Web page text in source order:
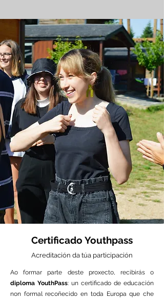
Certificado Youthpass
Acreditación da túa participación
Ao formar parte deste proxecto, recibirás o
diploma YouthPass: un certificado de educación
non formal recoñecido en toda Europa que che